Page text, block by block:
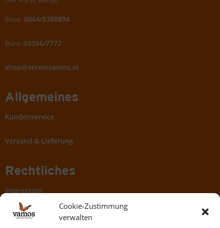
Cookie-Zustimmung
verwalten
Shop: 0664/8350894
Büro: 03356/7772
shop@vereinvamos.at
Allgemeines
Kundenservice
Versand & Lieferung
Rechtliches
Impressum
AGBs